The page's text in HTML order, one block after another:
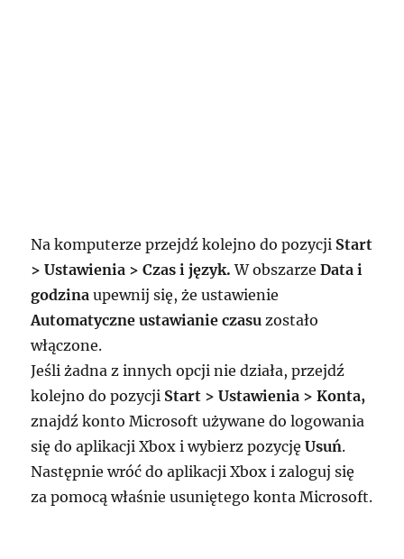
Na komputerze przejdź kolejno do pozycji Start
> Ustawienia > Czas i język. W obszarzeData i
godzina upewnij się, że ustawienie
Automatyczne ustawianie czasu zostało
włączone.
Jeśli żadna z innych opcji nie działa, przejdź
kolejno do pozycji Start > Ustawienia > Konta,
znajdź konto Microsoft używane do logowania
się do aplikacji Xbox i wybierz pozycjęUsuń.
Następnie wróć do aplikacji Xbox i zaloguj się
za pomocą właśnie usuniętego konta Microsoft.